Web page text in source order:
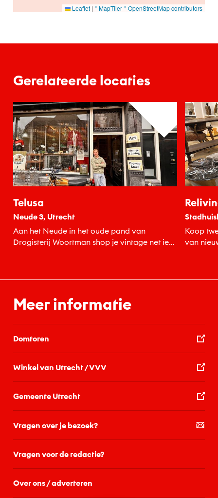
Leaflet | © MapTiler© OpenStreetMap contributors
Gerelateerde locaties
Telusa
Neude 3, Utrecht
Aan het Neude in het oude pand van
Drogisterij Woortman shop je vintage net iets
Koop
van
Meer informatie
Domtoren
Winkel van Utrecht / VVV
Gemeente Utrecht
Vragen over je bezoek?
Vragen voor de redactie?
Over ons / adverteren